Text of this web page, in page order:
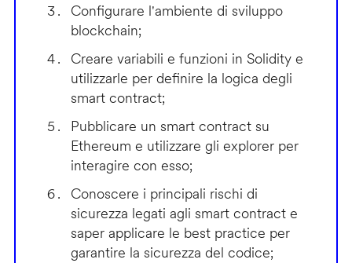
Configurare l'ambiente di sviluppo
blockchain;
Creare variabili e funzioni in Solidity e
utilizzarle per definire la logica degli
smart contract;
Pubblicare un smart contract su
Ethereum e utilizzare gli explorer per
interagire con esso;
Conoscere i principali rischi di
sicurezza legati agli smart contract e
saper applicare le best practice per
garantire la sicurezza del codice;